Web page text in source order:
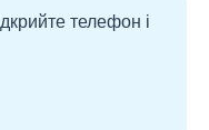
телефон і